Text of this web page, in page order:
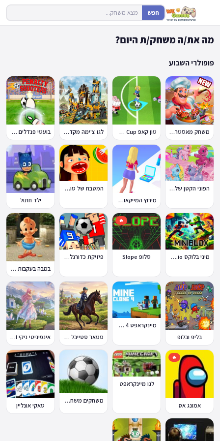
חפש
מה את/ה משחק/ת היום?
פופולרי השבוע
משחק מאסטר שף טון קאפ Toon Cup לגו צ'ימה מקדש האריות בועטי פנדלים Penalty Shooters
הפוני הקטן שלי: מסיבה בכפר
מירוץ המייקאובר Makeover Run
המטבח של טוקה בוקה
ילד חתול
מיני בלוקס Miniblox.io
🔥
סלופ Slope
פיזיקת כדורגל Soccer Physics
במבה בעקבות החטיף החטוף 2
בליפ ובלופ
מיינקראפט 4 קלון
סטאר סטייבל Star Stable Online
אינפיניטי ניקי Infinity Nikki
🔥
אמונג אס
לגו מיינקראפט
משחקים משחקי כדורגל במחשב וברשת
טאקי אונליין